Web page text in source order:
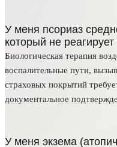
У меня псориаз
который не
Биологическая терапия
воспалительные пути,
страховых покрытий
документальное
У меня экзема